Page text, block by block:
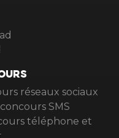
réseaux sociaux
SMS
téléphone et